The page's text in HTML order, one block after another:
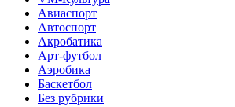
Авиаспорт
Автоспорт
Акробатика
Арт-футбол
Аэробика
Баскетбол
Без рубрики